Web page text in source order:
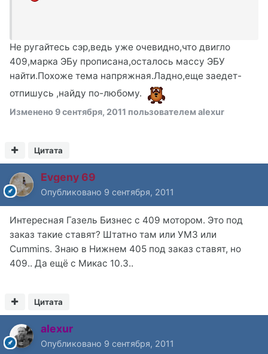
Не ругайтесь сэр,ведь уже очевидно,что двигло
409,марка ЭБу прописана,осталось массу ЭБУ
найти.Похоже тема напряжная.Ладно,еще заедет-
отпишусь ,найду по-любому.
Изменено 9 сентября, 2011 пользователем alexur
Цитата
Evgeny 69
Опубликовано 9 сентября, 2011
Интересная Газель Бизнес с 409 мотором. Это под
заказ такие ставят? Штатно там или УМЗ или
Cummins. Знаю в Нижнем 405 под заказ ставят, но
409.. Да ещё с Микас 10.3..
Цитата
alexur
Опубликовано 9 сентября, 2011